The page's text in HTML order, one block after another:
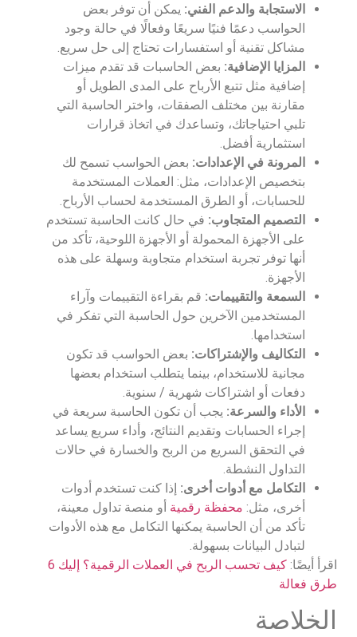
الاستجابة والدعم الفني: يمكن أن توفر بعض
الحواسب دعمًا فنيًا سريعًا وفعالًا في حالة وجود
مشاكل تقنية أو استفسارات تحتاج إلى حل سريع.
المزايا الإضافية: بعض الحاسبات قد تقدم ميزات
إضافية مثل تتبع الأرباح على المدى الطويل أو
مقارنة بين مختلف الصفقات، واختر الحاسبة التي
تلبي احتياجاتك، وتساعدك في اتخاذ قرارات
استثمارية أفضل.
المرونة في الإعدادات: بعض الحواسب تسمح لك
بتخصيص الإعدادات، مثل: العملات المستخدمة
للحسابات، أو الطرق المستخدمة لحساب الأرباح.
التصميم المتجاوب: في حال كانت الحاسبة تستخدم
على الأجهزة المحمولة أو الأجهزة اللوحية، تأكد من
أنها توفر تجربة استخدام متجاوبة وسهلة على هذه
الأجهزة.
السمعة والتقييمات: قم بقراءة التقييمات وآراء
المستخدمين الآخرين حول الحاسبة التي تفكر في
استخدامها.
التكاليف والإشتراكات: بعض الحواسب قد تكون
مجانية للاستخدام، بينما يتطلب استخدام بعضها
دفعات أو اشتراكات شهرية / سنوية.
الأداء والسرعة: يجب أن تكون الحاسبة سريعة في
إجراء الحسابات وتقديم النتائج، وأداء سريع يساعد
في التحقق السريع من الربح والخسارة في حالات
التداول النشطة.
التكامل مع أدوات أخرى: إذا كنت تستخدم أدوات
أخرى، مثل: محفظة رقمية أو منصة تداول معينة،
تأكد من أن الحاسبة يمكنها التكامل مع هذه الأدوات
لتبادل البيانات بسهولة.
اقرأ أيضًا:
كيف تحسب الربح في العملات الرقمية؟ إليك 6
طرق فعالة
الخلاصة